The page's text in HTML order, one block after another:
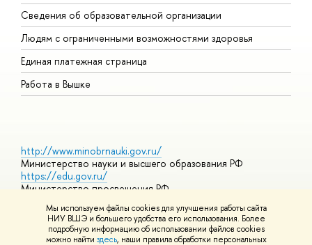
Мы используем файлы cookies для улучшения работы сайта
НИУ ВШЭ и большего удобства его использования. Более
подробную информацию об использовании файлов cookies
можно найти здесь, наши правила обработки персональных
Сведения об образовательной организации
Людям с ограниченными возможностями здоровья
Единая платежная страница
Работа в Вышке
http://www.minobrnauki.gov.ru/
Министерство науки и высшего образования РФ
https://edu.gov.ru/
Министерство просвещения РФ
https://elearning.hse.ru/mooc
Массовые открытые онлайн-курсы